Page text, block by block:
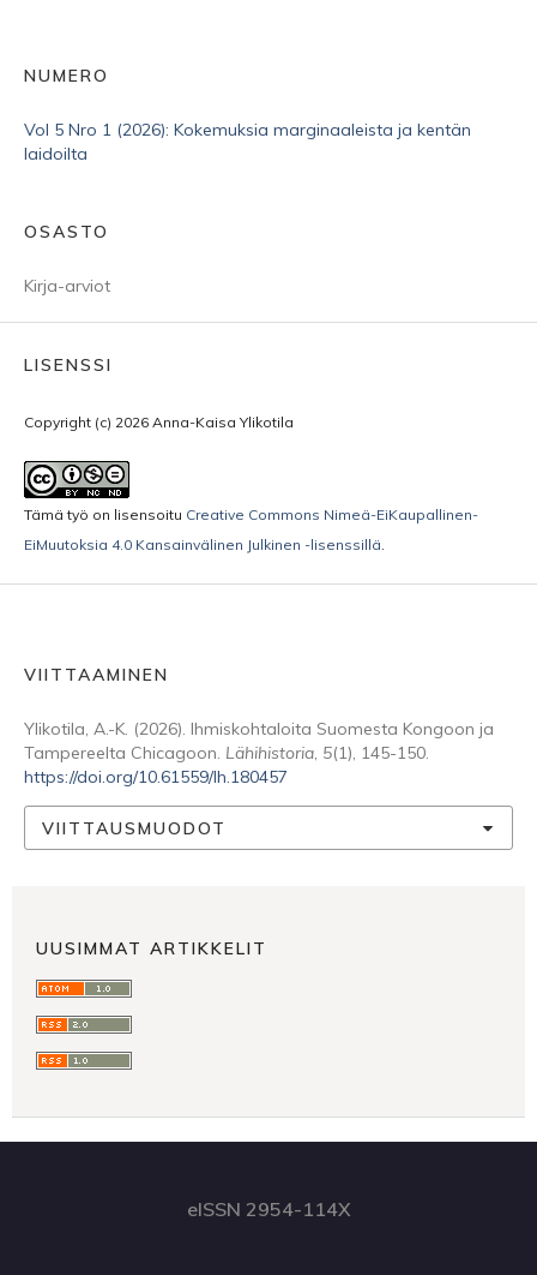
NUMERO
Vol 5 Nro 1 (2026): Kokemuksia marginaaleista ja kentän
laidoilta
OSASTO
Kirja-arviot
LISENSSI
Copyright (c) 2026 Anna-Kaisa Ylikotila
Tämä työ on lisensoitu Creative Commons Nimeä-EiKaupallinen-
EiMuutoksia 4.0 Kansainvälinen Julkinen -lisenssillä.
VIITTAAMINEN
Ylikotila, A.-K. (2026). Ihmiskohtaloita Suomesta Kongoon ja
Tampereelta Chicagoon. Lähihistoria, 5(1), 145-150.
https://doi.org/10.61559/lh.180457
VIITTAUSMUODOT
UUSIMMAT ARTIKKELIT
eISSN 2954-114X